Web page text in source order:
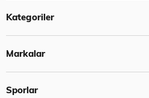
Kategoriler
Markalar
Sporlar